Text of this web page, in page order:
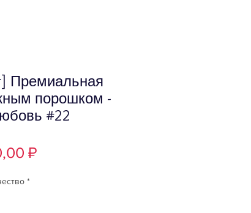
Премиальная
порошком -
#22
₽
*